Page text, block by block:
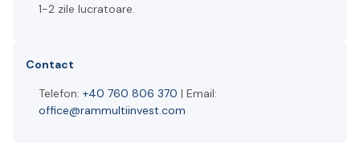
1-2 zile lucratoare.
Contact
Telefon: +40 760 806 370 | Email:
office@rammultiinvest.com